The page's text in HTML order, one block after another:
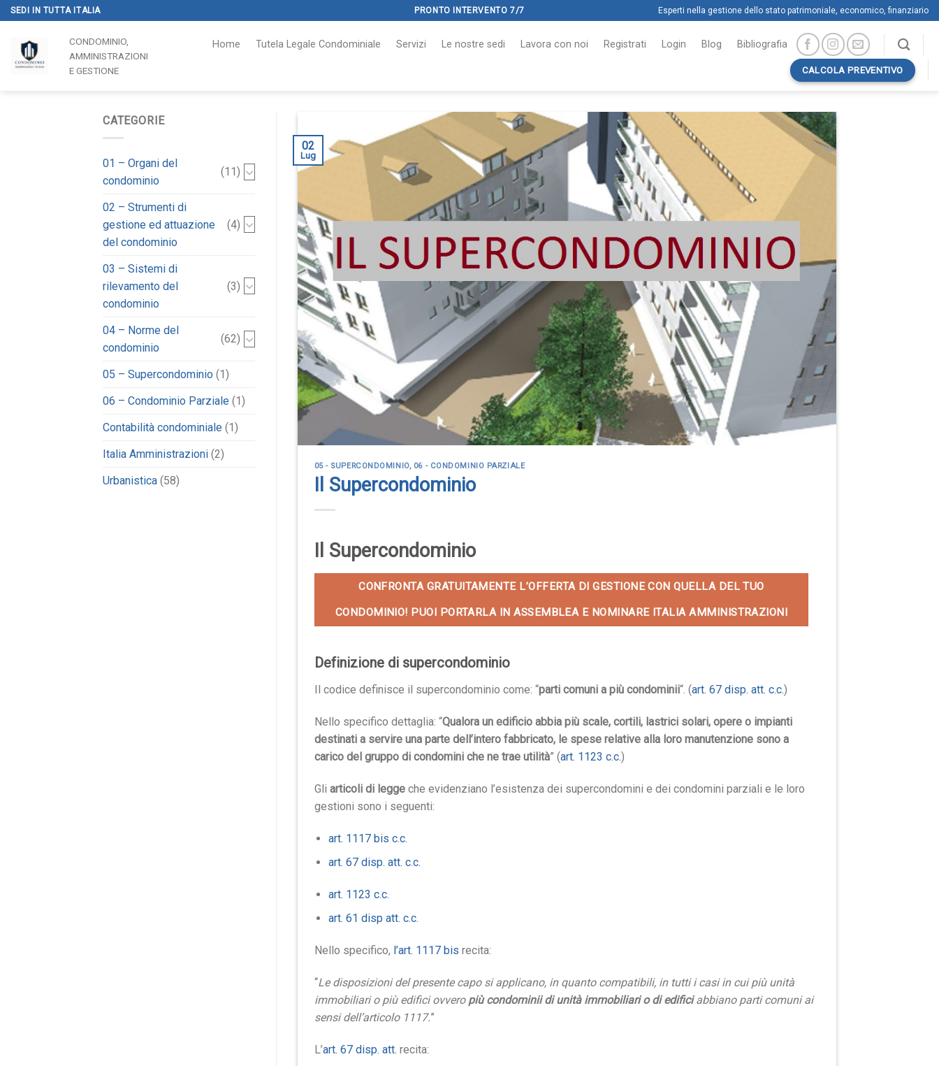
Skip
to
content
SEDI IN TUTTA ITALIA PRONTO INTERVENTO 7/7 Esperti nella gestione dello stato patrimoniale, economico, finanziario
CONDOMINIO,
AMMINISTRAZIONI
E GESTIONE
Home Tutela Legale Condominiale Servizi Le nostre sedi Lavora con noi Registrati Login Blog Bibliografia
CALCOLA PREVENTIVO
CATEGORIE
01 – Organi del
condominio
(11)
02 – Strumenti di
gestione ed attuazione
del condominio
(4)
03 – Sistemi di
rilevamento del
condominio
(3)
04 – Norme del
condominio
(62)
05 – Supercondominio (1)
06 – Condominio Parziale (1)
Contabilità condominiale (1)
Italia Amministrazioni (2)
Urbanistica (58)
02
Lug
05 - SUPERCONDOMINIO, 06 - CONDOMINIO PARZIALE
Il Supercondominio
Il Supercondominio
CONFRONTA GRATUITAMENTE L’OFFERTA DI GESTIONE CON QUELLA DEL TUO
CONDOMINIO! PUOI PORTARLA IN ASSEMBLEA E NOMINARE ITALIA AMMINISTRAZIONI
Definizione di supercondominio
Il codice definisce il supercondominio come: “parti comuni a più condominii“. (art. 67 disp. att. c.c.)
Nello specifico dettaglia: “Qualora un edificio abbia più scale, cortili, lastrici solari, opere o impianti
destinati a servire una parte dell’intero fabbricato, le spese relative alla loro manutenzione sono a
carico del gruppo di condomini che ne trae utilità” (art. 1123 c.c.)
Gli articoli di leggeche evidenziano l’esistenza dei supercondomini e dei condomini parziali e le loro
gestioni sono i seguenti:
art. 1117 bis c.c.
art. 67 disp. att. c.c.
art. 1123 c.c.
art. 61 disp att. c.c.
Nello specifico, l’art. 1117 bis recita:
“Le disposizioni del presente capo si applicano, in quanto compatibili, in tutti i casi in cui più unità
immobiliari o più edifici ovvero più condominii di unità immobiliari o di edificiabbiano parti comuni ai
sensi dell’articolo 1117.”
L’art. 67 disp. att. recita: